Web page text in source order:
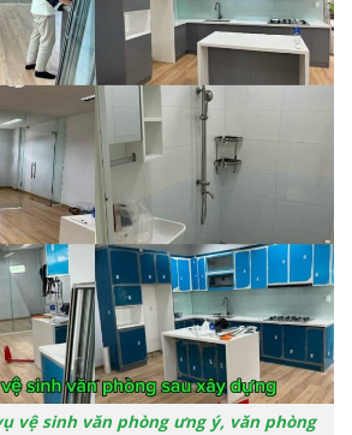
vệ sinh văn phòng ưng ý, văn phòng